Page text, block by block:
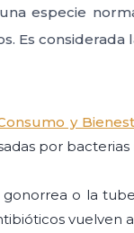
especie
Es considerada
y
por bacterias
o la
vuelven